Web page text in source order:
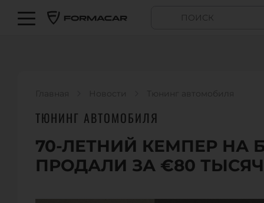
Главная Новости Тюнинг автомобиля
ТЮНИНГ АВТОМОБИЛЯ
70-ЛЕТНИЙ КЕМПЕР НА
ПРОДАЛИ ЗА €80 ТЫСЯЧ